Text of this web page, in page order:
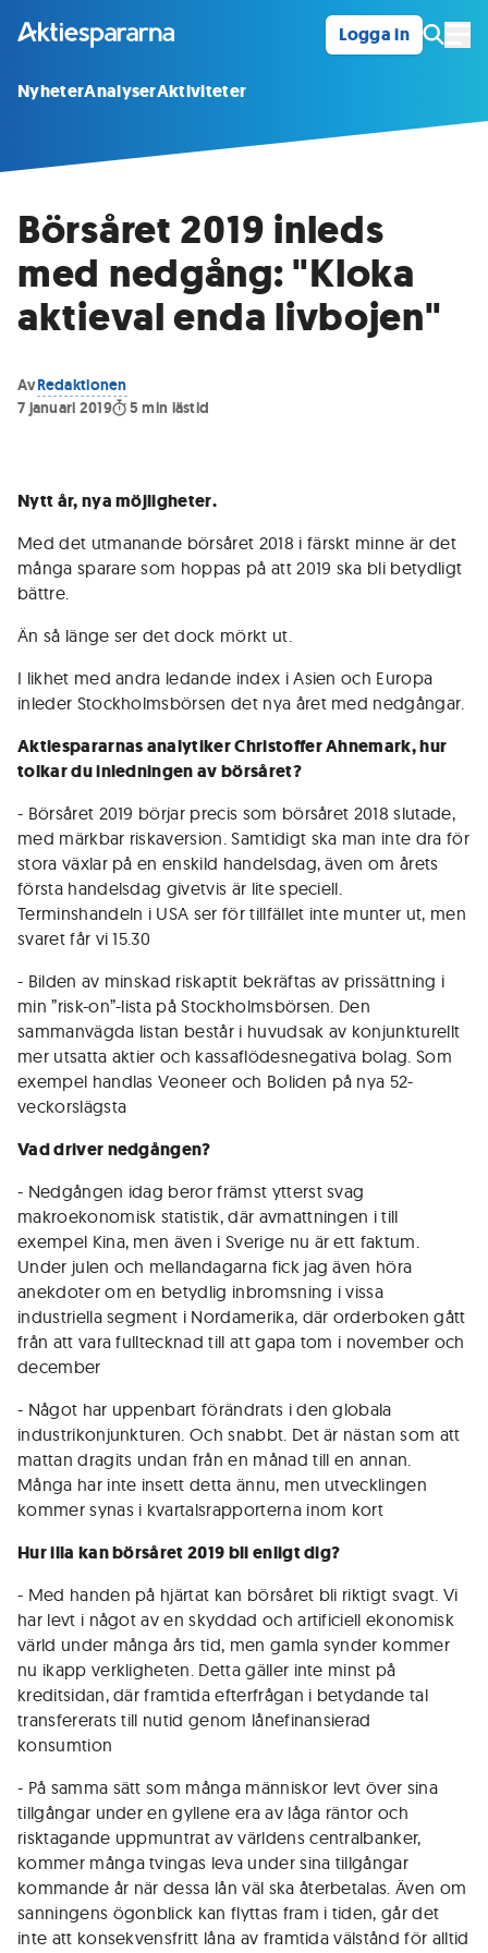
Logga in
NyheterAnalyserAktiviteter
Börsåret 2019 inleds
med nedgång: "Kloka
aktieval enda livbojen"
AvRedaktionen
7 januari 2019
5 min lästid
Nytt år, nya möjligheter.
Med det utmanande börsåret 2018 i färskt minne är det
många sparare som hoppas på att 2019 ska bli betydligt
bättre.
Än så länge ser det dock mörkt ut.
I likhet med andra ledande index i Asien och Europa
inleder Stockholmsbörsen det nya året med nedgångar.
Aktiespararnas analytiker Christoffer Ahnemark, hur
tolkar du inledningen av börsåret?
- Börsåret 2019 börjar precis som börsåret 2018 slutade,
med märkbar riskaversion. Samtidigt ska man inte dra för
stora växlar på en enskild handelsdag, även om årets
första handelsdag givetvis är lite speciell.
Terminshandeln i USA ser för tillfället inte munter ut, men
svaret får vi 15.30
- Bilden av minskad riskaptit bekräftas av prissättning i
min ”risk-on”-lista på Stockholmsbörsen. Den
sammanvägda listan består i huvudsak av konjunkturellt
mer utsatta aktier och kassaflödesnegativa bolag. Som
exempel handlas Veoneer och Boliden på nya 52-
veckorslägsta
Vad driver nedgången?
- Nedgången idag beror främst ytterst svag
makroekonomisk statistik, där avmattningen i till
exempel Kina, men även i Sverige nu är ett faktum.
Under julen och mellandagarna fick jag även höra
anekdoter om en betydlig inbromsning i vissa
industriella segment i Nordamerika, där orderboken gått
från att vara fulltecknad till att gapa tom i november och
december
- Något har uppenbart förändrats i den globala
industrikonjunkturen. Och snabbt. Det är nästan som att
mattan dragits undan från en månad till en annan.
Många har inte insett detta ännu, men utvecklingen
kommer synas i kvartalsrapporterna inom kort
Hur illa kan börsåret 2019 bli enligt dig?
- Med handen på hjärtat kan börsåret bli riktigt svagt. Vi
har levt i något av en skyddad och artificiell ekonomisk
värld under många års tid, men gamla synder kommer
nu ikapp verkligheten. Detta gäller inte minst på
kreditsidan, där framtida efterfrågan i betydande tal
transfererats till nutid genom lånefinansierad
konsumtion
- På samma sätt som många människor levt över sina
tillgångar under en gyllene era av låga räntor och
risktagande uppmuntrat av världens centralbanker,
kommer många tvingas leva under sina tillgångar
kommande år när dessa lån väl ska återbetalas. Även om
sanningens ögonblick kan flyttas fram i tiden, går det
inte att konsekvensfritt låna av framtida välstånd för alltid